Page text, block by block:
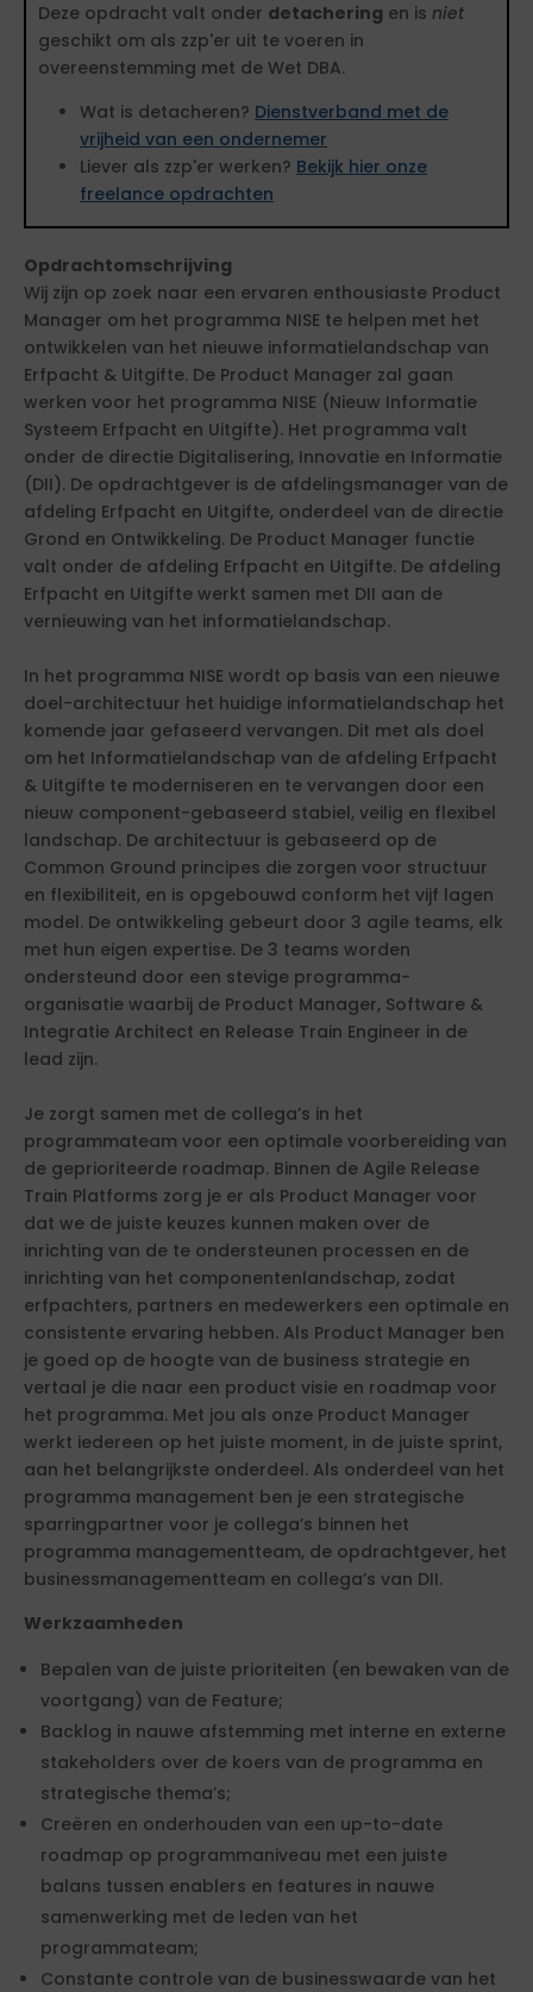
Deze opdracht valt onder detachering en is niet
geschikt om als zzp'er uit te voeren in
overeenstemming met de Wet DBA.
Wat is detacheren? Dienstverband met de
vrijheid van een ondernemer
Liever als zzp'er werken? Bekijk hier onze
freelance opdrachten
Opdrachtomschrijving
Wij zijn op zoek naar een ervaren enthousiaste Product
Manager om het programma NISE te helpen met het
ontwikkelen van het nieuwe informatielandschap van
Erfpacht & Uitgifte. De Product Manager zal gaan
werken voor het programma NISE (Nieuw Informatie
Systeem Erfpacht en Uitgifte). Het programma valt
onder de directie Digitalisering, Innovatie en Informatie
(DII). De opdrachtgever is de afdelingsmanager van de
afdeling Erfpacht en Uitgifte, onderdeel van de directie
Grond en Ontwikkeling. De Product Manager functie
valt onder de afdeling Erfpacht en Uitgifte. De afdeling
Erfpacht en Uitgifte werkt samen met DII aan de
vernieuwing van het informatielandschap.
In het programma NISE wordt op basis van een nieuwe
doel-architectuur het huidige informatielandschap het
komende jaar gefaseerd vervangen. Dit met als doel
om het Informatielandschap van de afdeling Erfpacht
& Uitgifte te moderniseren en te vervangen door een
nieuw component-gebaseerd stabiel, veilig en flexibel
landschap. De architectuur is gebaseerd op de
Common Ground principes die zorgen voor structuur
en flexibiliteit, en is opgebouwd conform het vijf lagen
model. De ontwikkeling gebeurt door 3 agile teams, elk
met hun eigen expertise. De 3 teams worden
ondersteund door een stevige programma-
organisatie waarbij de Product Manager, Software &
Integratie Architect en Release Train Engineer in de
lead zijn.
Je zorgt samen met de collega’s in het
programmateam voor een optimale voorbereiding van
de geprioriteerde roadmap. Binnen de Agile Release
Train Platforms zorg je er als Product Manager voor
dat we de juiste keuzes kunnen maken over de
inrichting van de te ondersteunen processen en de
inrichting van het componentenlandschap, zodat
erfpachters, partners en medewerkers een optimale en
consistente ervaring hebben. Als Product Manager ben
je goed op de hoogte van de business strategie en
vertaal je die naar een product visie en roadmap voor
het programma. Met jou als onze Product Manager
werkt iedereen op het juiste moment, in de juiste sprint,
aan het belangrijkste onderdeel. Als onderdeel van het
programma management ben je een strategische
sparringpartner voor je collega’s binnen het
programma managementteam, de opdrachtgever, het
businessmanagementteam en collega’s van DII.
Werkzaamheden
Bepalen van de juiste prioriteiten (en bewaken van de
voortgang) van de Feature;
Backlog in nauwe afstemming met interne en externe
stakeholders over de koers van de programma en
strategische thema’s;
Creëren en onderhouden van een up-to-date
roadmap op programmaniveau met een juiste
balans tussen enablers en features in nauwe
samenwerking met de leden van het
programmateam;
Constante controle van de businesswaarde van het